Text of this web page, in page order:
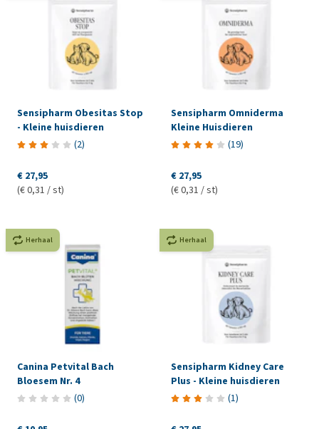
Sensipharm Obesitas Stop
- Kleine huisdieren
(2)
€ 27,95
(€ 0,31 / st)
Sensipharm Omniderma
Kleine Huisdieren
(19)
€ 27,95
(€ 0,31 / st)
Herhaal
Canina Petvital Bach
Bloesem Nr. 4
(0)
Herhaal
Sensipharm Kidney Care
Plus - Kleine huisdieren
(1)